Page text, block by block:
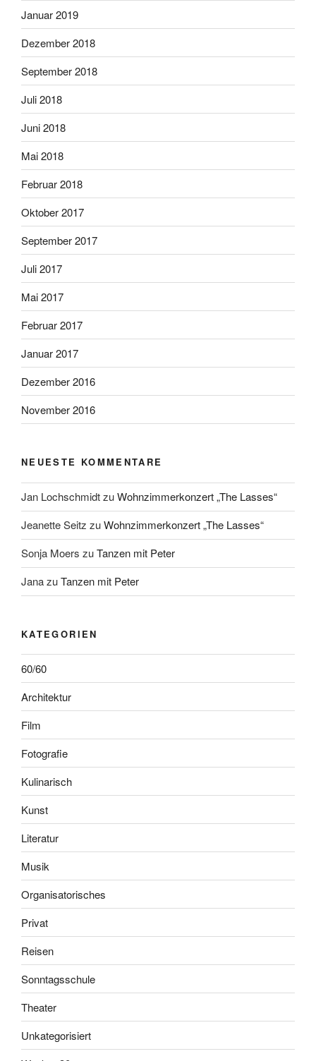
Januar 2019
Dezember 2018
September 2018
Juli 2018
Juni 2018
Mai 2018
Februar 2018
Oktober 2017
September 2017
Juli 2017
Mai 2017
Februar 2017
Januar 2017
Dezember 2016
November 2016
NEUESTE KOMMENTARE
Jan LochschmidtzuWohnzimmerkonzert „The Lasses“
Jeanette Seitz zuWohnzimmerkonzert „The Lasses“
Sonja Moers zuTanzen mit Peter
JanazuTanzen mit Peter
KATEGORIEN
60/60
Architektur
Film
Fotografie
Kulinarisch
Kunst
Literatur
Musik
Organisatorisches
Privat
Reisen
Sonntagsschule
Theater
Unkategorisiert